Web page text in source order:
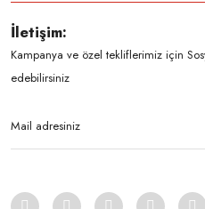
İletişim:
Kampanya ve özel tekliflerimiz için
edebilirsiniz